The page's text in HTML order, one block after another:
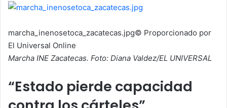
marcha_inenosetoca_zacatecas.jpg© Proporcionado por
El Universal Online
Marcha INE Zacatecas. Foto: Diana Valdez/EL UNIVERSAL
“Estado pierde capacidad